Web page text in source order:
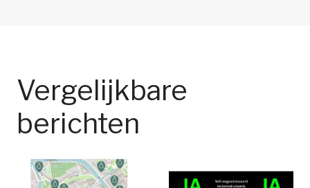
Vergelijkbare
berichten